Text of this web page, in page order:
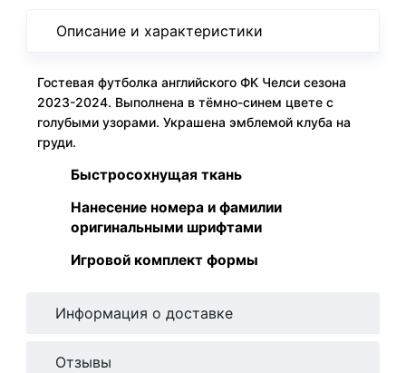
Описание и характеристики
Гостевая футболка английского ФК Челси сезона
2023-2024. Выполнена в тёмно-синем цвете с
голубыми узорами. Украшена эмблемой клуба на
груди.
Быстросохнущая ткань
Нанесение номера и фамилии
оригинальными шрифтами
Игровой комплект формы
Информация о доставке
Отзывы